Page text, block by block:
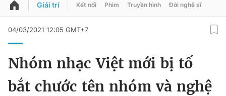
QUẢNG CÁO
Đổi mật khẩu
Tin đã lưu
Giải trí Kết nối Phim Truyền hình Đời nghệ sĩ
04/03/2021 12:05 GMT+7
Nhóm nhạc Việt mới bị tố
bắt chước tên nhóm và nghệ